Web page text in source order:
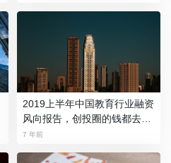
2019上半年中国教育行业融资
风向报告，创投圈的钱都去哪
了？
7 年前